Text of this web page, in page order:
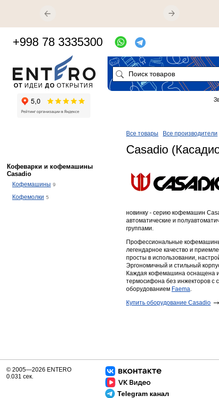
Все товары Все производители
Casadio
новинку - серию кофемашин
автоматические и
группами.
Профессиональные
легендарное качество и
просты в использовании,
Эргономичный и стильный
Каждая кофемашина оснащена
термосифона без инжекторов с
оборудованием Faema.
Купить оборудование Casadio
Кофеварки и кофемашины
Casadio
Кофемашины 9
Кофемолки 5
ОТ ИДЕИ ДО ОТКРЫТИЯ
+998 78 3335300
Telegram канал
© 2005—2026 ENTERO
0.031 сек.